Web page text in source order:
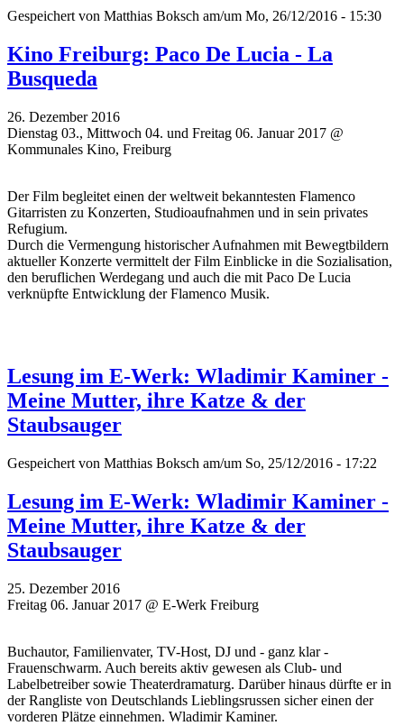
Gespeichert von Matthias Boksch am/um Mo, 26/12/2016 - 15:30
Kino Freiburg: Paco De Lucia - La
Busqueda
26. Dezember 2016
Dienstag 03., Mittwoch 04. und Freitag 06. Januar 2017 @
Kommunales Kino, Freiburg
Der Film begleitet einen der weltweit bekanntesten Flamenco
Gitarristen zu Konzerten, Studioaufnahmen und in sein privates
Refugium.
Durch die Vermengung historischer Aufnahmen mit Bewegtbildern
aktueller Konzerte vermittelt der Film Einblicke in die Sozialisation,
den beruflichen Werdegang und auch die mit Paco De Lucia
verknüpfte Entwicklung der Flamenco Musik.
Lesung im E-Werk: Wladimir Kaminer -
Meine Mutter, ihre Katze & der
Staubsauger
Gespeichert von Matthias Boksch am/um So, 25/12/2016 - 17:22
Lesung im E-Werk: Wladimir Kaminer -
Meine Mutter, ihre Katze & der
Staubsauger
25. Dezember 2016
Freitag 06. Januar 2017 @ E-Werk Freiburg
Buchautor, Familienvater, TV-Host, DJ und - ganz klar -
Frauenschwarm. Auch bereits aktiv gewesen als Club- und
Labelbetreiber sowie Theaterdramaturg. Darüber hinaus dürfte er in
der Rangliste von Deutschlands Lieblingsrussen sicher einen der
vorderen Plätze einnehmen. Wladimir Kaminer.